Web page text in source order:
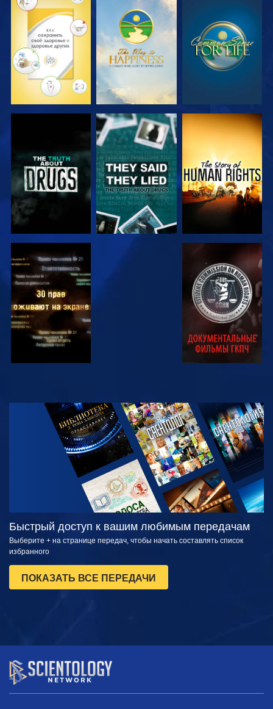
СМОТРЕТЬ СМОТРЕТЬ СМОТРЕТЬ
СМОТРЕТЬ СМОТРЕТЬ
СМОТРЕТЬ СМОТРЕТЬ
СМОТРЕТЬ
СМОТРЕТЬ
ПЕРЕДАЧИ
Быстрый доступ к вашим любимым передачам
Выберите + на странице передач, чтобы начать составлять список
избранного
ПОКАЗАТЬ ВСЕ ПЕРЕДАЧИ